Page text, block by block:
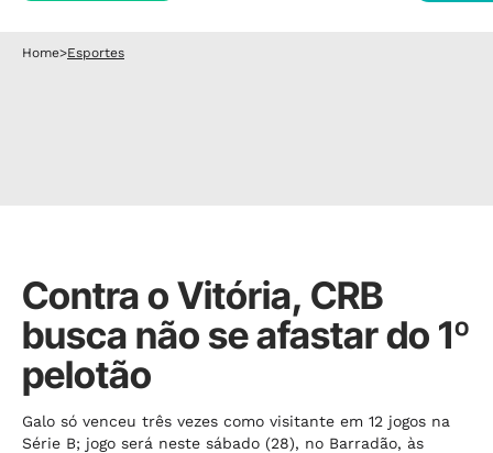
Home>Esportes
Contra o Vitória, CRB
busca não se afastar do 1º
pelotão
Galo só venceu três vezes como visitante em 12 jogos na
Série B; jogo será neste sábado (28), no Barradão, às